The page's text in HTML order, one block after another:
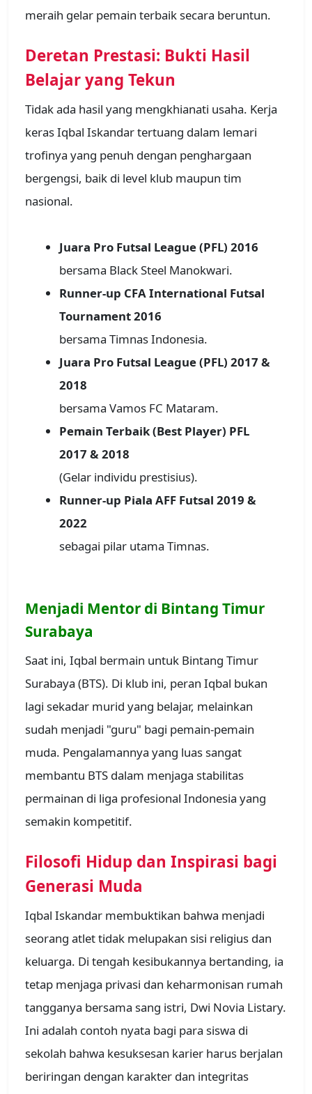
meraih gelar pemain terbaik secara beruntun.
Deretan Prestasi: Bukti Hasil
Belajar yang Tekun
Tidak ada hasil yang mengkhianati usaha. Kerja
keras Iqbal Iskandar tertuang dalam lemari
trofinya yang penuh dengan penghargaan
bergengsi, baik di level klub maupun tim
nasional.
Juara Pro Futsal League (PFL) 2016
bersama Black Steel Manokwari.
Runner-up CFA International Futsal
Tournament 2016
bersama Timnas Indonesia.
Juara Pro Futsal League (PFL) 2017 &
2018
bersama Vamos FC Mataram.
Pemain Terbaik (Best Player) PFL
2017 & 2018
(Gelar individu prestisius).
Runner-up Piala AFF Futsal 2019 &
2022
sebagai pilar utama Timnas.
Menjadi Mentor di Bintang Timur
Surabaya
Saat ini, Iqbal bermain untuk Bintang Timur
Surabaya (BTS). Di klub ini, peran Iqbal bukan
lagi sekadar murid yang belajar, melainkan
sudah menjadi "guru" bagi pemain-pemain
muda. Pengalamannya yang luas sangat
membantu BTS dalam menjaga stabilitas
permainan di liga profesional Indonesia yang
semakin kompetitif.
Filosofi Hidup dan Inspirasi bagi
Generasi Muda
Iqbal Iskandar membuktikan bahwa menjadi
seorang atlet tidak melupakan sisi religius dan
keluarga. Di tengah kesibukannya bertanding, ia
tetap menjaga privasi dan keharmonisan rumah
tangganya bersama sang istri, Dwi Novia Listary.
Ini adalah contoh nyata bagi para siswa di
sekolah bahwa kesuksesan karier harus berjalan
beriringan dengan karakter dan integritas